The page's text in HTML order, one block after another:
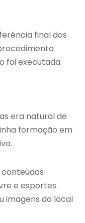
final dos
foi executada.
era natural de
formação em
e esportes.
imagens do local